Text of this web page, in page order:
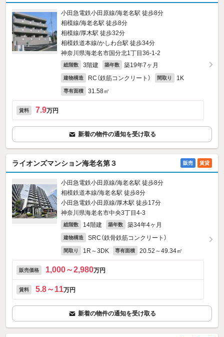
小田急電鉄小田原線/海老名駅 徒歩8分
相模線/海老名駅 徒歩8分
相模線/厚木駅 徒歩32分
相模鉄道本線/かしわ台駅 徒歩34分
神奈川県海老名市国分北1丁目36-1‐2
総階数 3階建 築年数 築19年7ヶ月
建物構造 RC（鉄筋コンクリート） 間取り 1K
専有面積 31.58㎡
賃料 7.9万円
新着の物件の通知を受け取る
ライオンズマンション海老名第３ 販売 賃貸
小田急電鉄小田原線/海老名駅 徒歩8分
相模鉄道本線/海老名駅 徒歩8分
小田急電鉄小田原線/厚木駅 徒歩17分
神奈川県海老名市中央3丁目4-3
総階数 14階建 築年数 築34年4ヶ月
建物構造 SRC（鉄骨鉄筋コンクリート）
間取り 1R～3DK 専有面積 20.52～49.34㎡
販売価格 1,000～2,980万円
賃料 5.8～11万円
新着の物件の通知を受け取る